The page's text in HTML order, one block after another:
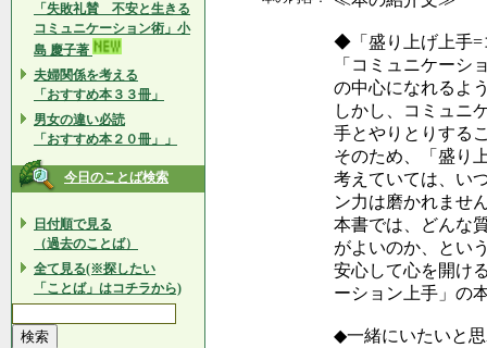
「失敗礼賛 不安と生きる
コミュニケーション術」小
島 慶子著
夫婦関係を考える
「おすすめ本３３冊」
男女の違い必読
「おすすめ本２０冊」」
今日のことば検索
日付順で見る
（過去のことば）
全て見る(※探したい
「ことば」はコチラから)
◆「盛り上げ上手=
「コミュニケーシ
の中心になれるよ
しかし、コミュニ
手とやりとりする
そのため、「盛り
考えていては、い
ン力は磨かれませ
本書では、どんな
がよいのか、とい
安心して心を開け
ーション上手」の
◆一緒にいたいと